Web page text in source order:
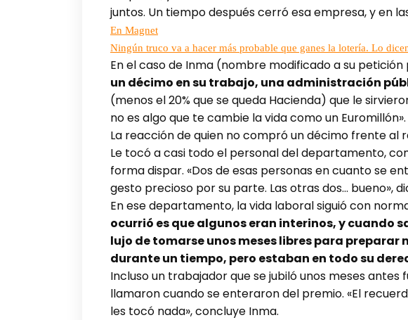
juntos. Un tiempo después cerró esa empresa, y en
En Magnet
Ningún truco va a hacer más probable que ganes la lotería. Lo
En el caso de Inma (nombre modificado a su
un décimo en su trabajo, una administración
(menos el 20% que se queda Hacienda) que le
no es algo que te cambie la vida como un Euromillón».
La reacción de quien no compró un décimo frente
Le tocó a casi todo el personal del departamento,
forma dispar. «Dos de esas personas en cuanto se
gesto precioso por su parte. Las otras dos… bueno»,
En ese departamento, la vida laboral siguió con
ocurrió es que algunos eran interinos, y cuando
lujo de tomarse unos meses libres para
durante un tiempo, pero estaban en todo su
Incluso un trabajador que se jubiló unos meses
llamaron cuando se enteraron del premio. «El
les tocó nada», concluye Inma.